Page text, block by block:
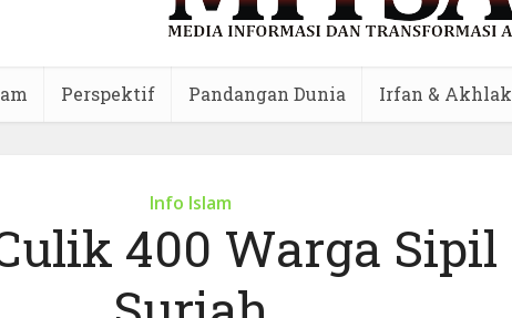
Perspektif Pandangan Dunia Irfan & Akhlak
Info Islam
400 Warga Sipil